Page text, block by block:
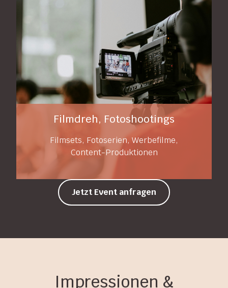
Filmdreh, Fotoshootings
Filmsets, Fotoserien, Werbefilme,
Content-Produktionen
Jetzt Event anfragen
Impressionen &